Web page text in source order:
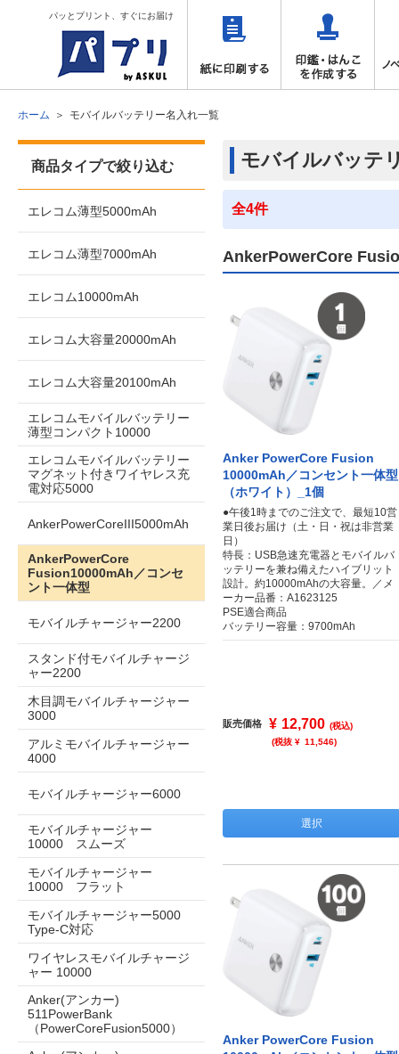
パッとプリント、すぐにお届け
ホーム モバイルバッテリー名入れ一覧
モバイルバッテ
全4件
AnkerPowerCore
Anker PowerCore Fusion
10000mAh／コンセント一体型
（ホワイト）_1個
●午後1時までのご注文で、最短10営
業日後お届け（土・日・祝は非営業
日）
特長：USB急速充電器とモバイルバ
ッテリーを兼ね備えたハイブリット
設計。約10000mAhの大容量。／メ
ーカー品番：A1623125
PSE適合商品
バッテリー容量：9700mAh
販売価格 ¥ 12,700 (税込)
(税抜 ¥ 11,546)
選択
Anker PowerCore Fusion
商品タイプで絞り込む
エレコム薄型5000mAh
エレコム薄型7000mAh
エレコム10000mAh
エレコム大容量20000mAh
エレコム大容量20100mAh
エレコムモバイルバッテリー
薄型コンパクト10000
エレコムモバイルバッテリー
マグネット付きワイヤレス充
電対応5000
AnkerPowerCoreIII5000mAh
AnkerPowerCore
Fusion10000mAh／コンセ
ント一体型
モバイルチャージャー2200
スタンド付モバイルチャージ
ャー2200
木目調モバイルチャージャー
3000
アルミモバイルチャージャー
4000
モバイルチャージャー6000
モバイルチャージャー
10000 スムーズ
モバイルチャージャー
10000 フラット
モバイルチャージャー5000
Type-C対応
ワイヤレスモバイルチャージ
ャー 10000
Anker(アンカー)
511PowerBank
（PowerCoreFusion5000）